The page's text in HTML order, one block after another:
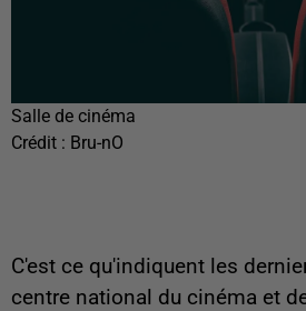
Salle de cinéma
Crédit : Bru-nO
C'est ce qu'indiquent les
centre national du cinéma et